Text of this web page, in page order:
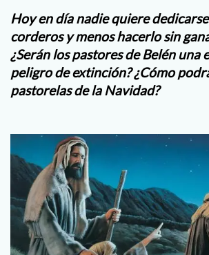
Hoy en día nadie quiere
corderos y menos hacerlo sin
¿Serán los pastores de Belén una
peligro de extinción? ¿Cómo
pastorelas de la Navidad?